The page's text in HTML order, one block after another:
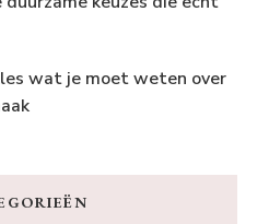
wat je moet weten over